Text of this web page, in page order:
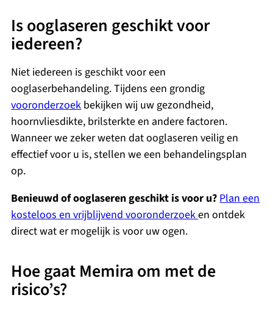
Is ooglaseren geschikt voor
iedereen?
Niet iedereen is geschikt voor een
ooglaserbehandeling. Tijdens een grondig
vooronderzoek bekijken wij uw gezondheid,
hoornvliesdikte, brilsterkte en andere factoren.
Wanneer we zeker weten dat ooglaseren veilig en
effectief voor u is, stellen we een behandelingsplan
op.
Benieuwd of ooglaseren geschikt is voor u? Plan een
kosteloos en vrijblijvend vooronderzoeken ontdek
direct wat er mogelijk is voor uw ogen.
Hoe gaat Memira om met de
risico’s?